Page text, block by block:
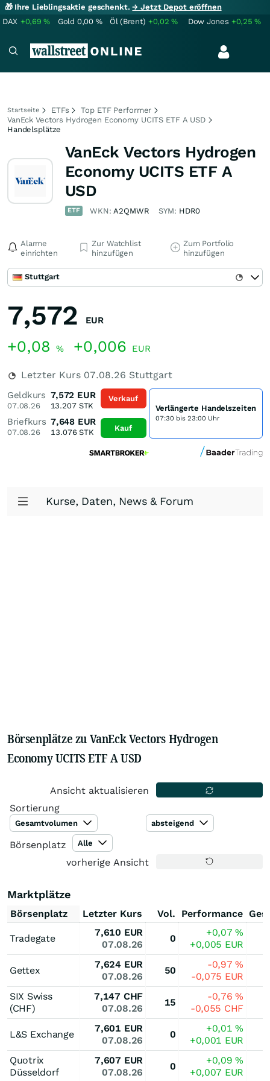
🎁 Ihre Lieblingsaktie geschenkt.→ Jetzt Depot eröffnen
DAX +0,69% Gold 0,00 % Öl (Brent) +0,02% Dow Jones +0,25%
Startseite ETFs
Top ETF Performer
VanEck Vectors Hydrogen Economy UCITS ETF A USD
Handelsplätze
VanEck Vectors Hydrogen
Economy UCITS ETF A
USD
ETF WKN:A2QMWR SYM: HDR0
Alarme
einrichten
Zur Watchlist
hinzufügen
Zum Portfolio
hinzufügen
Stuttgart
7,572 EUR
+0,08 % +0,006 EUR
Letzter Kurs 07.08.26 Stuttgart
Geldkurs
07.08.26
7,572 EUR
13.207STK
Briefkurs
07.08.26
7,648 EUR
13.076STK
Verkauf
Kauf
Verlängerte Handelszeiten
07:30 bis 23:00 Uhr
Kurse, Daten, News & Forum
Börsenplätze zu VanEck Vectors Hydrogen
Economy UCITS ETF A USD
Ansicht aktualisieren
Sortierung
Gesamtvolumen absteigend
Börsenplatz Alle
vorherige Ansicht
Marktplätze
Börsenplatz Letzter Kurs Vol. Performance
Tradegate
7,610 EUR
07.08.26
0
+0,07%
+0,005 EUR
Gettex
7,624 EUR
07.08.26
50
-0,97%
-0,075 EUR
SIX Swiss
(CHF)
7,147 CHF
07.08.26
15
-0,76%
-0,055 CHF
L&S Exchange
7,601 EUR
07.08.26
0
+0,01%
+0,001 EUR
Quotrix
Düsseldorf
7,607 EUR
07.08.26
0
+0,09%
+0,007 EUR